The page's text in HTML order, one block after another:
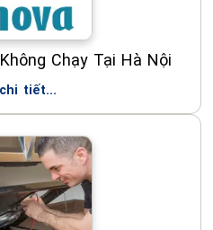
Chạy Tại Hà Nội
tiết...